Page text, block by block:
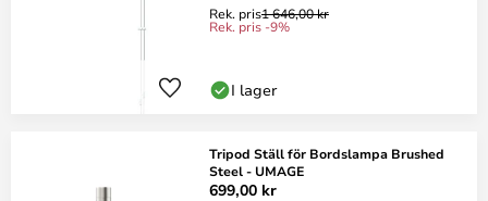
Rek. pris1 646,00 kr
Rek. pris -9%
I lager
Tripod Ställ för Bordslampa Brushed
Steel - UMAGE
699,00 kr